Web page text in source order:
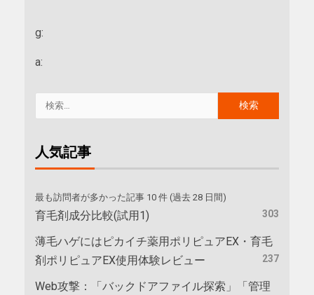
g:
a:
人気記事
最も訪問者が多かった記事 10 件 (過去 28 日間)
育毛剤成分比較(試用1) 303
薄毛ハゲにはピカイチ薬用ポリピュアEX・育毛
剤ポリピュアEX使用体験レビュー
237
Web攻撃：「バックドアファイル探索」「管理